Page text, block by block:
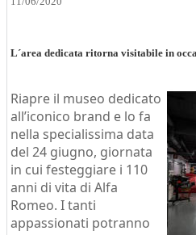
L´area dedicata ritorna visitabile in
Riapre il museo dedicato
all’iconico brand e lo fa
nella specialissima data
del 24 giugno, giornata
in cui festeggiare i 110
anni di vita di Alfa
Romeo. I tanti
appassionati potranno